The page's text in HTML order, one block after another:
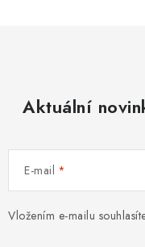
Aktuální
E-mail
Vložením e-mailu